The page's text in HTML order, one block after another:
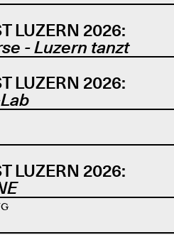
LUZERN 2026:
- Luzern tanzt
LUZERN 2026:
LUZERN 2026: